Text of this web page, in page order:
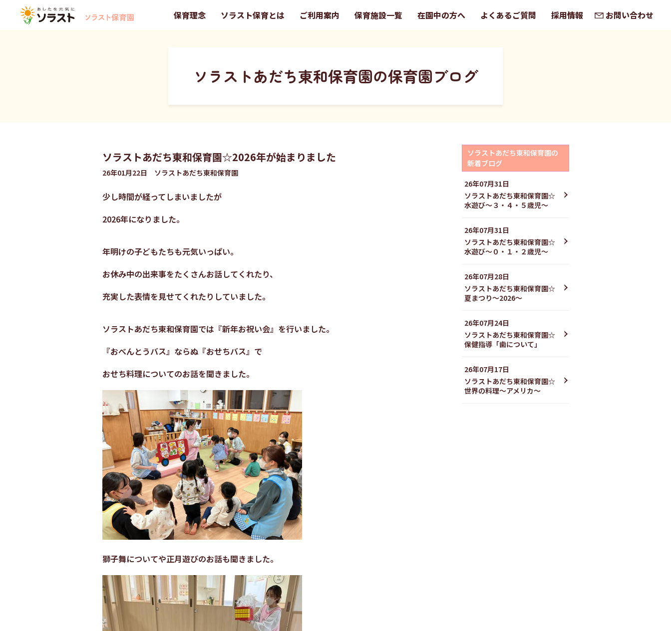
保育理念 ソラスト保育とは ご利用案内 保育施設一覧 在園中の方へ よくあるご質問 採用情報 お問い合わせ
ソラストあだち東和保育園の保育園ブログ
ソラストあだち東和保育園☆2026年が始まりました
26年01月22日 ソラストあだち東和保育園
少し時間が経ってしまいましたが
2026年になりました。
年明けの子どもたちも元気いっぱい。
お休み中の出来事をたくさんお話してくれたり、
充実した表情を見せてくれたりしていました。
ソラストあだち東和保育園では『新年お祝い会』を行いました。
『おべんとうバス』ならぬ『おせちバス』で
おせち料理についてのお話を聞きました。
獅子舞についてや正月遊びのお話も聞きました。
ソラストあだち東和保育園の
新着ブログ
26年07月31日
ソラストあだち東和保育園☆
水遊び〜３・４・５歳児〜
26年07月31日
ソラストあだち東和保育園☆
水遊び〜０・１・２歳児〜
26年07月28日
ソラストあだち東和保育園☆
夏まつり～2026～
26年07月24日
ソラストあだち東和保育園☆
保健指導「歯について」
26年07月17日
ソラストあだち東和保育園☆
世界の料理〜アメリカ〜